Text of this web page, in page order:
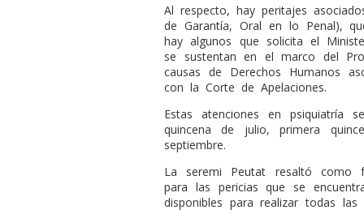
Al respecto, hay peritajes
de Garantía, Oral en lo Penal),
hay algunos que solicita el
se sustentan en el marco del
causas de Derechos Humanos
con la Corte de Apelaciones.
Estas atenciones en psiquiatría
quincena de julio, primera
septiembre.
La seremi Peutat resaltó como
para las pericias que se
disponibles para realizar todas